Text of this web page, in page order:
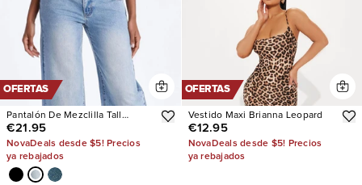
OFERTAS
Pantalón De Mezclilla Tall
Westside Low Rise Wide Leg
€21.95
NovaDeals desde $5! Precios
ya rebajados
OFERTAS
Vestido Maxi Brianna Leopard
€12.95
NovaDeals desde $5! Precios
ya rebajados